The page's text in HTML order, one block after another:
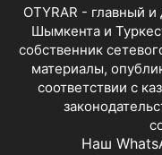
OTYRAR - главный
Шымкента и
собственник
материалы,
соответствии с
Наш